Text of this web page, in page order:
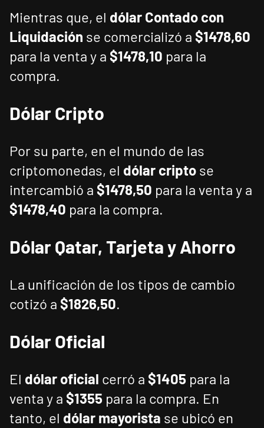
Mientras que, el dólar Contado con
Liquidación se comercializó a $1478,60
para la venta y a $1478,10 para la
compra.
Dólar Cripto
Por su parte, en el mundo de las
criptomonedas, el dólar cripto se
intercambió a $1478,50 para la venta y a
$1478,40 para la compra.
Dólar Qatar, Tarjeta y Ahorro
La unificación de los tipos de cambio
cotizó a $1826,50.
Dólar Oficial
El dólar oficial cerró a $1405 para la
venta y a $1355 para la compra. En
tanto, el dólar mayorista se ubicó en